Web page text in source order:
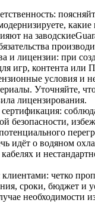
какие
на
и лицензии: при
игр, контента или
условия и
Уточняйте,
лицензирования.
сертификация:
безопасности,
идёт о водяном
и
клиентами: четко
сроки, бюджет и
необходимости